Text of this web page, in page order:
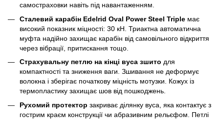
самостраховки навіть під навантаженням.
Сталевий карабін Edelrid Oval Power Steel Triple має
високий показник міцності: 30 кН. Триактна автоматична
муфта надійно захищає карабін від самовільного відкриття
через вібрації, притискання тощо.
Страхувальну петлю на кінці вуса зшито для
компактності та зниження ваги. Зшивання не деформує
волокна і зберігає початкову міцність мотузки. Кожух із
термопластику захищає шов від пошкоджень.
Рухомий протектор закриває ділянку вуса, яка контактує з
гострим краєм конструкції чи абразивним рельєфом. Петлі